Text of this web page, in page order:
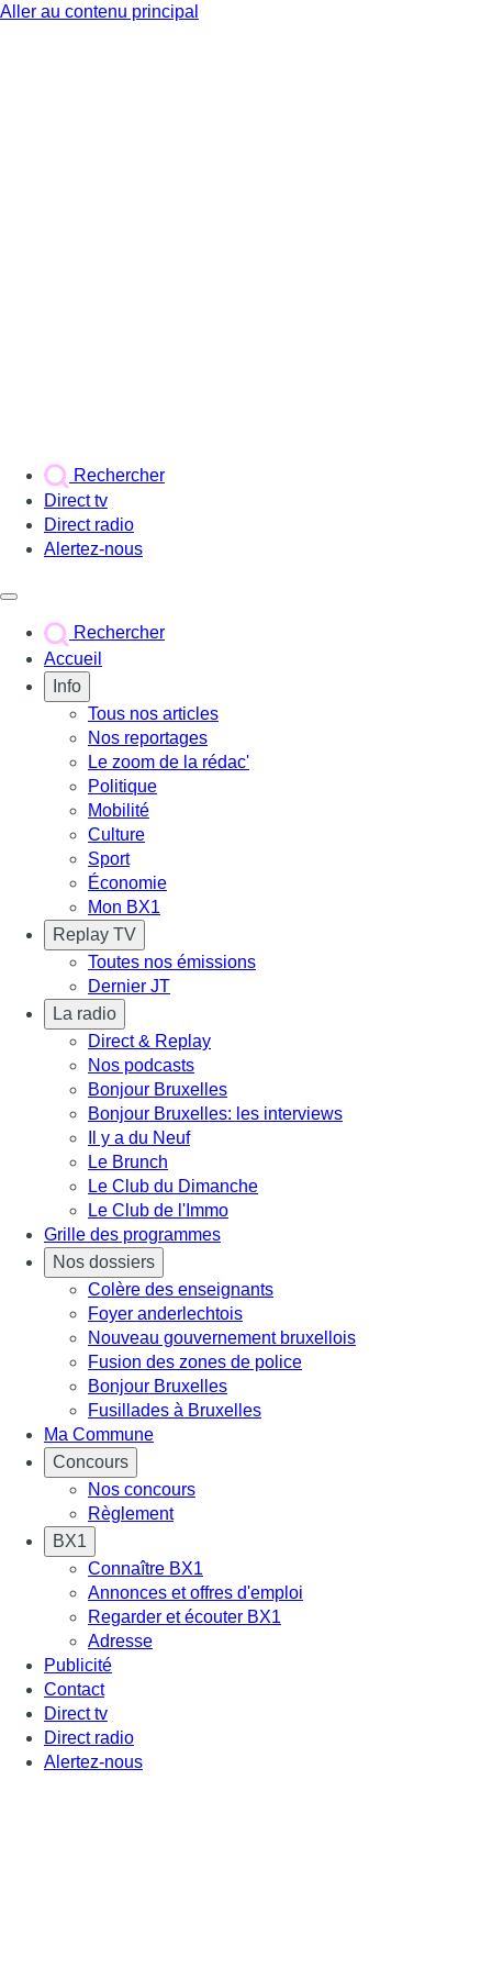
Aller au contenu principal
Rechercher
Direct tv
Direct radio
Alertez-nous
Rechercher
Accueil
Info
Tous nos articles
Nos reportages
Le zoom de la rédac'
Politique
Mobilité
Culture
Sport
Économie
Mon BX1
Replay TV
Toutes nos émissions
Dernier JT
La radio
Direct & Replay
Nos podcasts
Bonjour Bruxelles
Bonjour Bruxelles: les interviews
Il y a du Neuf
Le Brunch
Le Club du Dimanche
Le Club de l'Immo
Grille des programmes
Nos dossiers
Colère des enseignants
Foyer anderlechtois
Nouveau gouvernement bruxellois
Fusion des zones de police
Bonjour Bruxelles
Fusillades à Bruxelles
Ma Commune
Concours
Nos concours
Règlement
BX1
Connaître BX1
Annonces et offres d'emploi
Regarder et écouter BX1
Adresse
Publicité
Contact
Direct tv
Direct radio
Alertez-nous